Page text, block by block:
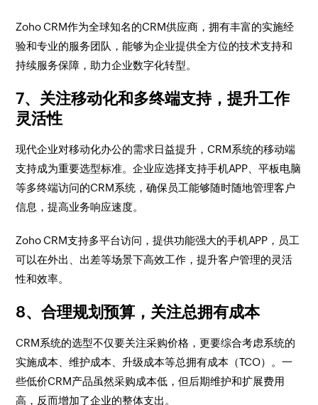
Zoho CRM作为全球知名的CRM供应商，拥有丰富的实施经
验和专业的服务团队，能够为企业提供全方位的技术支持和
持续服务保障，助力企业数字化转型。
7、关注移动化和多终端支持，提升工作
灵活性
现代企业对移动化办公的需求日益提升，CRM系统的移动端
支持成为重要选型标准。企业应选择支持手机APP、平板电脑
等多终端访问的CRM系统，确保员工能够随时随地管理客户
信息，提高业务响应速度。
Zoho CRM支持多平台访问，提供功能强大的手机APP，员工
可以在外出、出差等场景下高效工作，提升客户管理的灵活
性和效率。
8、合理规划预算，关注总拥有成本
CRM系统的选型不仅要关注采购价格，更要综合考虑系统的
实施成本、维护成本、升级成本等总拥有成本（TCO）。一
些低价CRM产品虽然采购成本低，但后期维护和扩展费用
高，反而增加了企业的整体支出。